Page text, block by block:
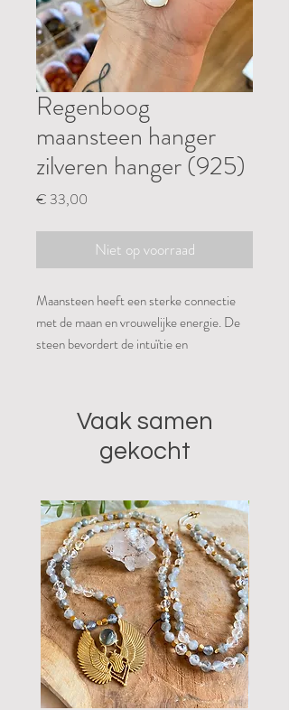
Regenboog
maansteen hanger
zilveren hanger (925)
€ 33,00
Niet op voorraad
Maansteen heeft een sterke connectie
met de maan en vrouwelijke energie. De
steen bevordert de intuïtie en
versterkt paranormale vermogens zoals
mediamieke gaven en helderziendheid. De
steen heeft ook een sterk effect op slaap
helpt om dromen beter te herinneren. Het
is een goede steen voor vrouwen die
zwanger zijn of willen worden en
ondersteunt de zwangerschap, de
bevalling en borstvoeding. Ook bij (pre)
menstruele klachten en klachten na de
bevalling kan maansteen nuttig zijn.
Naast de algemene eigenschappen van
maansteen werkt regenboog maansteen
vooral op het spirituele vlak. Het biedt
Vaak samen
gekocht